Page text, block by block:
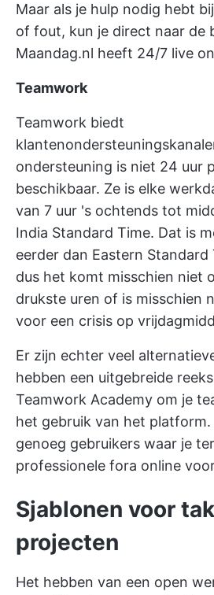
Maar als je hulp nodig hebt
of fout, kun je direct naar de
Maandag.nl heeft 24/7 live
Teamwork
Teamwork biedt
ondersteuning is niet 24 uur
beschikbaar. Ze is elke
van 7 uur 's ochtends tot
India Standard Time. Dat is
eerder dan Eastern Standard
dus het komt misschien niet
drukste uren of is misschien
voor een crisis op
Er zijn echter veel
hebben een uitgebreide
Teamwork Academy om je
het gebruik van het platform.
genoeg gebruikers waar je
professionele fora online
Sjablonen voor
projecten
Het hebben van een open